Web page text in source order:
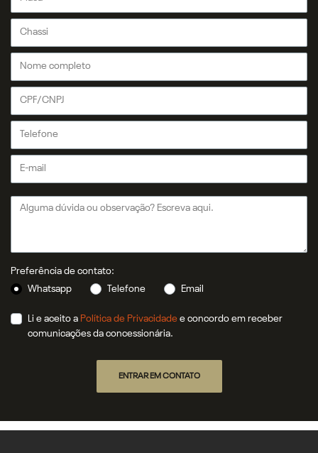
Preferência de contato:
Whatsapp
Telefone Email
Li e aceito a Política de Privacidade e concordo em receber
comunicações da concessionária.
ENTRAR EM CONTATO